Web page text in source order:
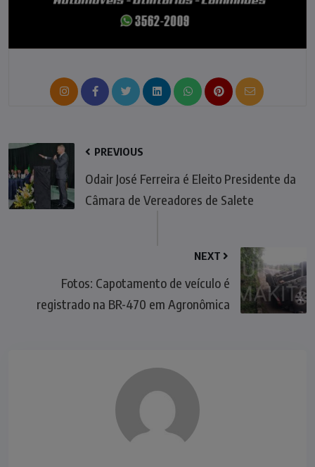
PREVIOUS
Odair José Ferreira é Eleito Presidente da
Câmara de Vereadores de Salete
NEXT
Fotos: Capotamento de veículo é
registrado na BR-470 em Agronômica